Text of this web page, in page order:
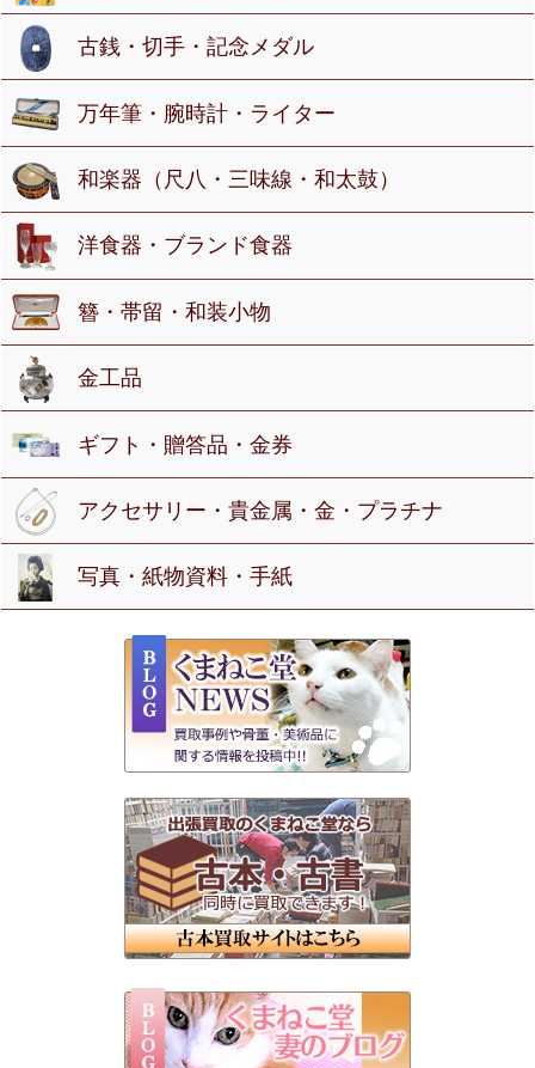
古銭・切手・記念メダル
万年筆・腕時計・ライター
和楽器（尺八・三味線・和太鼓）
洋食器・ブランド食器
簪・帯留・和装小物
金工品
ギフト・贈答品・金券
アクセサリー・貴金属・金・プラチナ
写真・紙物資料・手紙